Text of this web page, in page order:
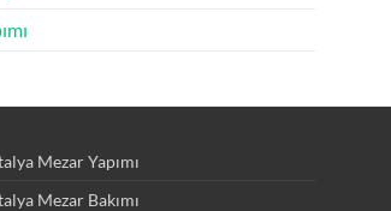
Mezar Yapımı
Mezar Bakımı